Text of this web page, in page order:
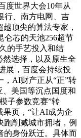
度世界大会10年从
行、南方电网、吉
顶尖的算法专家，
仑芯的天池256超节
的手艺投入和结
然选择，以及原生全
展，百度会持续投
，AI财产正从“正”转
、美国等沉点国度和
子参数竞赛”转
果页，“让AI成为企
跑削减城市拥堵，例
的身份跃迁。具体而